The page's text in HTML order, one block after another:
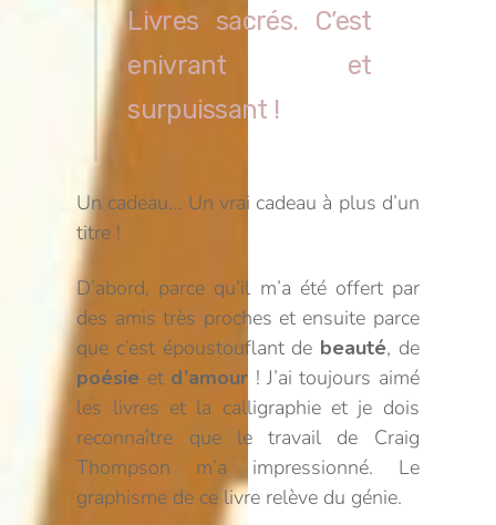
Livres sacrés. C’est
enivrant et
surpuissant !
Un cadeau… Un vrai cadeau à plus d’un
titre !
D’abord, parce qu’il m’a été offert par
des amis très proches et ensuite parce
que c’est époustouflant de beauté, de
poésie et d’amour ! J’ai toujours aimé
les livres et la calligraphie et je dois
reconnaître que le travail de Craig
Thompson m’a impressionné. Le
graphisme de ce livre relève du génie.